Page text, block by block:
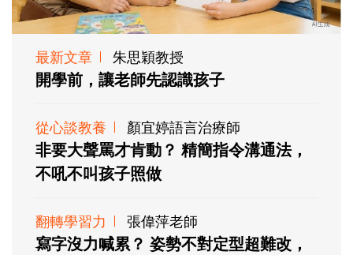
最新文章 朱思穎教授
開學前，讓老師先認識孩子
從心談教養 顏宜婷語言治療師
非要大聲罵才肯動？ 精簡指令溝通法，
不吼不叫孩子照做
翻轉學習力 張偉萍老師
寫字沒力喊累？ 姿勢不對定型超難改，